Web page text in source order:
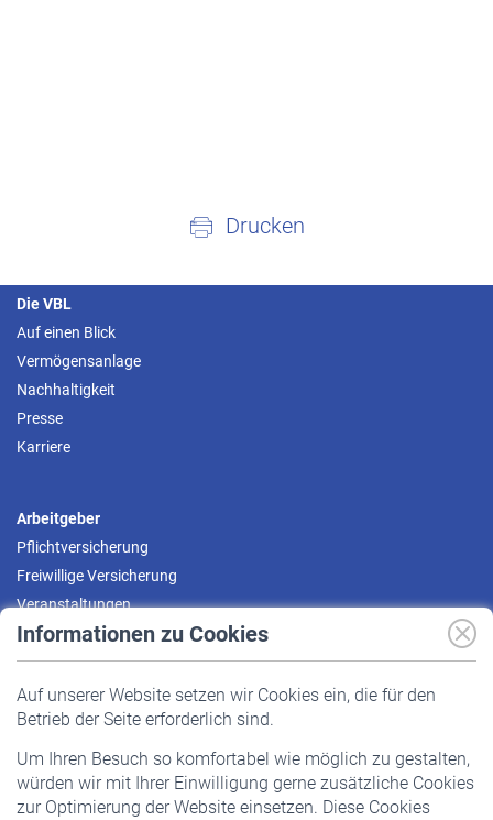
Informationen zu Cookies
Auf unserer Website setzen wir Cookies ein, die für den
Betrieb der Seite erforderlich sind.
Um Ihren Besuch so komfortabel wie möglich zu gestalten,
würden wir mit Ihrer Einwilligung gerne zusätzliche Cookies
zur Optimierung der Website einsetzen. Diese Cookies
Drucken
Die VBL
Auf einen Blick
Vermögensanlage
Nachhaltigkeit
Presse
Karriere
Arbeitgeber
Pflichtversicherung
Freiwillige Versicherung
Veranstaltungen
Pflichtversicherung
Staatliche Förderung
Veranstaltungen